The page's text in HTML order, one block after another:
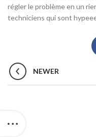
régler le problème en un
techniciens qui sont
NEWER